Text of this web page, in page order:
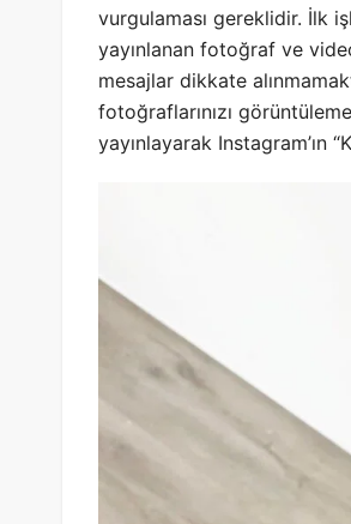
vurgulaması gereklidir. İlk
yayınlanan fotoğraf ve
mesajlar dikkate
fotoğraflarınızı
yayınlayarak Instagram’ın